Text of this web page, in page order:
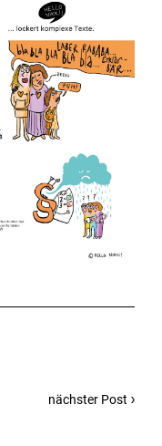
nächster Post